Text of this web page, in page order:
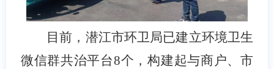
目前，潜江市环卫局已建立环境卫生
微信群共治平台8个，构建起与商户、市